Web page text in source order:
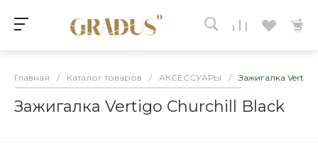
Главная / Каталог товаров / АКСЕССУАРЫ / Зажигалка
Зажигалка Vertigo Churchill Black